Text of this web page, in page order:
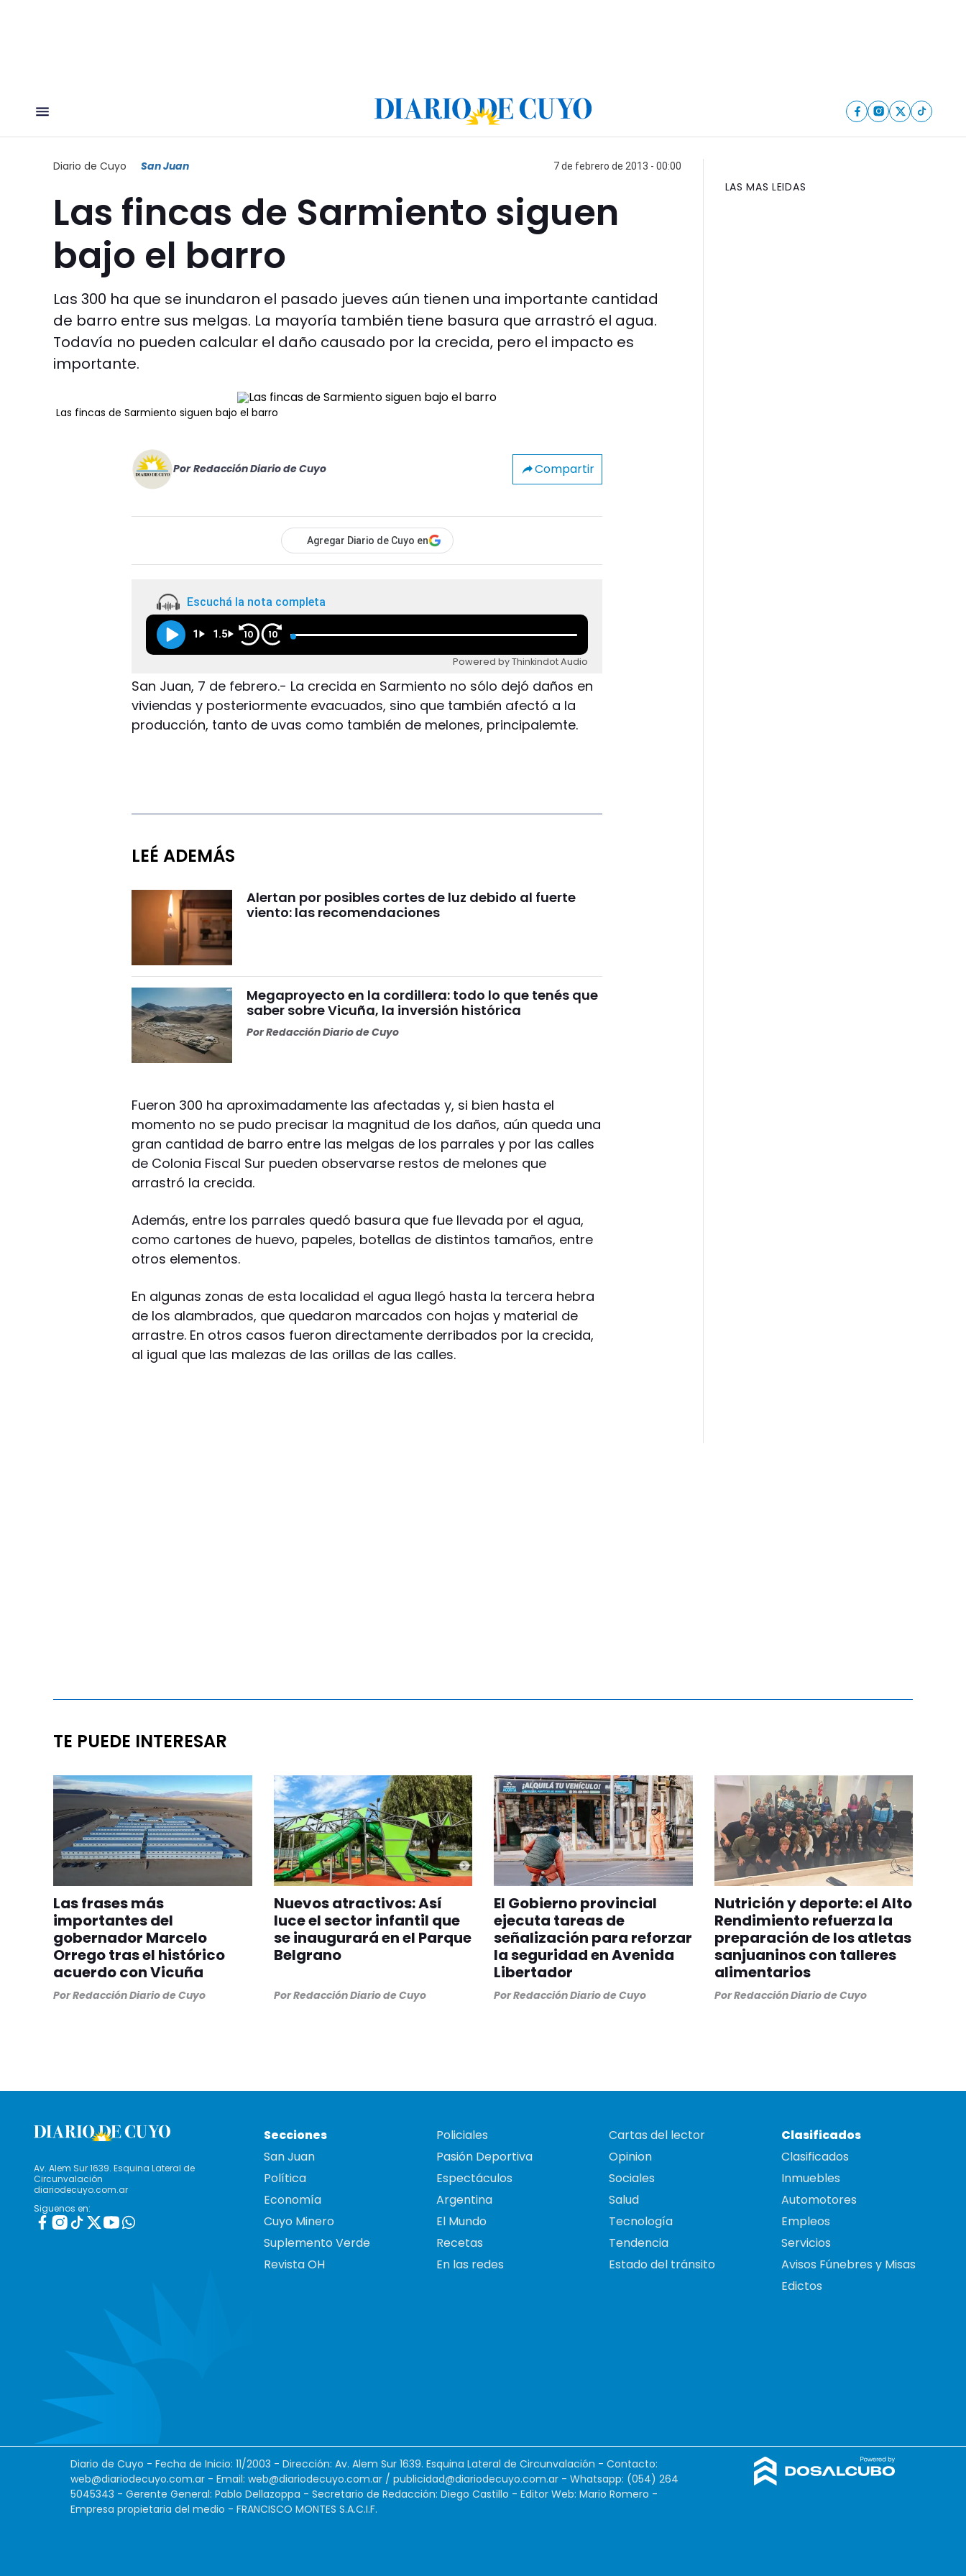
Diario de Cuyo San Juan 7 de febrero de 2013 - 00:00
Las fincas de Sarmiento siguen
bajo el barro
Las 300 ha que se inundaron el pasado jueves aún tienen una importante cantidad
de barro entre sus melgas. La mayoría también tiene basura que arrastró el agua.
Todavía no pueden calcular el daño causado por la crecida, pero el impacto es
importante.
Las fincas de Sarmiento siguen bajo el barro
Por Redacción Diario de Cuyo Compartir
Agregar Diario de Cuyo en
Escuchá la nota completa
1 1.5 10 10
Powered by Thinkindot Audio
San Juan, 7 de febrero.- La crecida en Sarmiento no sólo dejó daños en
viviendas y posteriormente evacuados, sino que también afectó a la
producción, tanto de uvas como también de melones, principalemte.
LEÉ ADEMÁS
Alertan por posibles cortes de luz debido al fuerte
viento: las recomendaciones
Megaproyecto en la cordillera: todo lo que tenés que
saber sobre Vicuña, la inversión histórica
PorRedacción Diario de Cuyo
Fueron 300 ha aproximadamente las afectadas y, si bien hasta el
momento no se pudo precisar la magnitud de los daños, aún queda una
gran cantidad de barro entre las melgas de los parrales y por las calles
de Colonia Fiscal Sur pueden observarse restos de melones que
arrastró la crecida.
Además, entre los parrales quedó basura que fue llevada por el agua,
como cartones de huevo, papeles, botellas de distintos tamaños, entre
otros elementos.
En algunas zonas de esta localidad el agua llegó hasta la tercera hebra
de los alambrados, que quedaron marcados con hojas y material de
arrastre. En otros casos fueron directamente derribados por la crecida,
al igual que las malezas de las orillas de las calles.
LAS MAS LEIDAS
TE PUEDE INTERESAR
Las frases más
importantes del
gobernador Marcelo
Orrego tras el histórico
acuerdo con Vicuña
PorRedacción Diario de Cuyo
Nuevos atractivos: Así
luce el sector infantil que
se inaugurará en el Parque
Belgrano
PorRedacción Diario de Cuyo
El Gobierno provincial
ejecuta tareas de
señalización para reforzar
la seguridad en Avenida
Libertador
PorRedacción Diario de Cuyo
Nutrición y deporte: el Alto
Rendimiento refuerza la
preparación de los atletas
sanjuaninos con talleres
alimentarios
PorRedacción Diario de Cuyo
Av. Alem Sur 1639. Esquina Lateral de
Circunvalación
diariodecuyo.com.ar
Siguenos en:
Secciones
San Juan
Política
Economía
Cuyo Minero
Suplemento Verde
Revista OH
Policiales
Pasión Deportiva
Espectáculos
Argentina
El Mundo
Recetas
En las redes
Cartas del lector
Opinion
Sociales
Salud
Tecnología
Tendencia
Estado del tránsito
Clasificados
Clasificados
Inmuebles
Automotores
Empleos
Servicios
Avisos Fúnebres y Misas
Edictos
Diario de Cuyo - Fecha de Inicio: 11/2003 - Dirección: Av. Alem Sur 1639. Esquina Lateral de Circunvalación - Contacto:
web@diariodecuyo.com.ar - Email: web@diariodecuyo.com.ar / publicidad@diariodecuyo.com.ar - Whatsapp: (054) 264
5045343 - Gerente General: Pablo Dellazoppa - Secretario de Redacción: Diego Castillo - Editor Web: Mario Romero -
Empresa propietaria del medio - FRANCISCO MONTES S.A.C.I.F.